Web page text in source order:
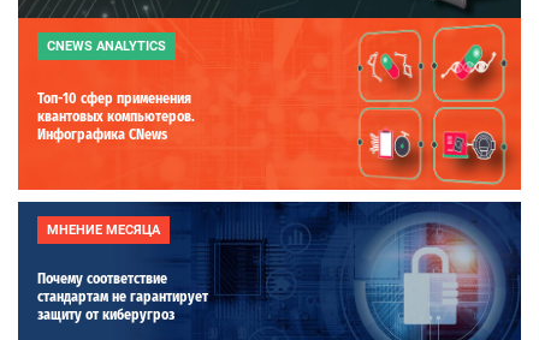
CNEWS ANALYTICS
Топ-10 сфер применения
квантовых компьютеров.
Инфографика CNews
МНЕНИЕ МЕСЯЦА
Почему соответствие
стандартам не гарантирует
защиту от киберугроз